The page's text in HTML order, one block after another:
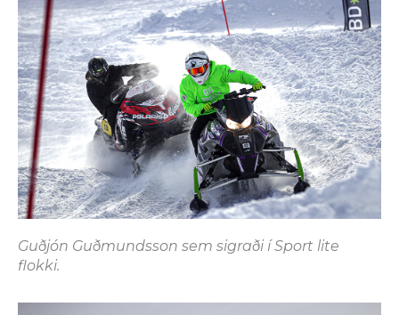
Guðjón Guðmundsson sem sigraði í Sport lite
flokki.